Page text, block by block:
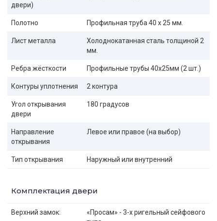
двери)
Полотно Профильная труба 40 х 25 мм.
Лист металла
Холоднокатанная сталь толщиной 2
мм.
Ребра жёсткости Профильные трубы 40х25мм (2 шт.)
Контуры уплотнения 2 контура
Угол открывания
двери
180 градусов
Направление
открывания
Левое или правое (на выбор)
Тип открывания Наружный или внутренний
Комплектация двери
Верхний замок:
«Просам» - 3-х ригельный сейфового